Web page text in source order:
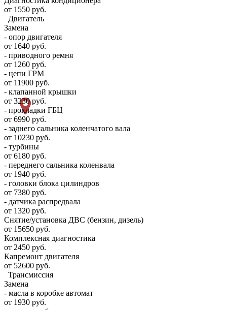
от 1550 руб.
Двигатель
Замена
- опор двигателя
от 1640 руб.
- приводного ремня
от 1260 руб.
- цепи ГРМ
от 11900 руб.
- клапанной крышки
от 3230 руб.
- прокладки ГБЦ
от 6990 руб.
- заднего сальника коленчатого вала
от 10230 руб.
- турбины
от 6180 руб.
- переднего сальника коленвала
от 1940 руб.
- головки блока цилиндров
от 7380 руб.
- датчика распредвала
от 1320 руб.
Снятие/установка ДВС (бензин, дизель)
от 15650 руб.
Комплексная диагностика
от 2450 руб.
Капремонт двигателя
от 52600 руб.
Трансмиссия
Замена
- масла в коробке автомат
от 1930 руб.